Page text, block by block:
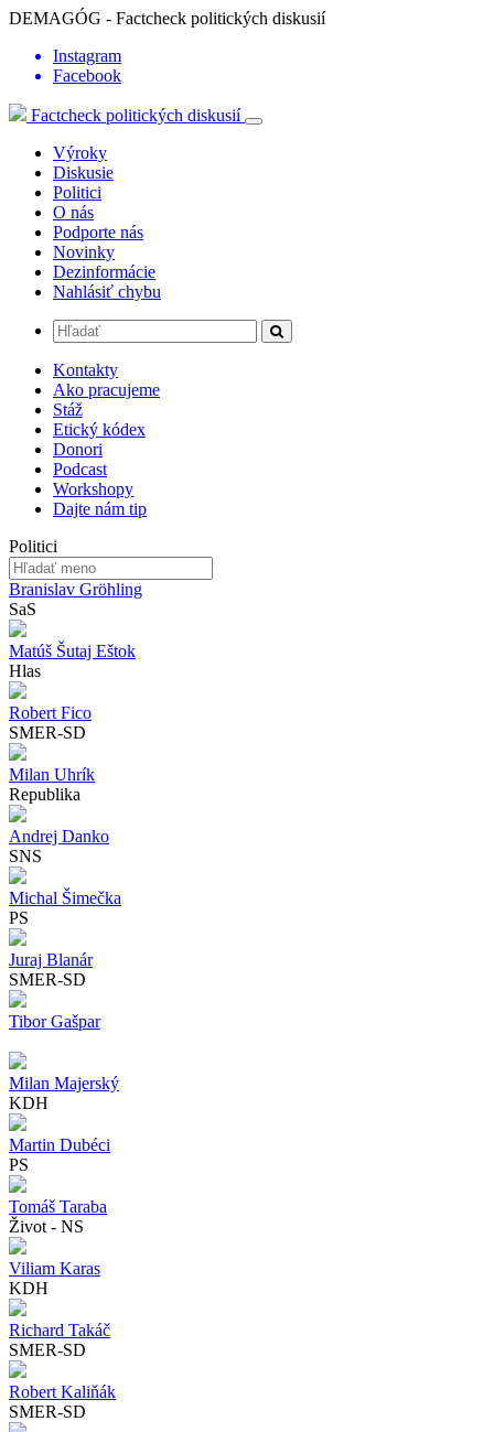
DEMAGÓG - Factcheck politických diskusií
Instagram
Facebook
Factcheck politických diskusií
Výroky
Diskusie
Politici
O nás
Podporte nás
Novinky
Dezinformácie
Nahlásiť chybu
Kontakty
Ako pracujeme
Stáž
Etický kódex
Donori
Podcast
Workshopy
Dajte nám tip
Politici
Branislav Gröhling
SaS
Matúš Šutaj Eštok
Hlas
Robert Fico
SMER-SD
Milan Uhrík
Republika
Andrej Danko
SNS
Michal Šimečka
PS
Juraj Blanár
SMER-SD
Tibor Gašpar
Milan Majerský
KDH
Martin Dubéci
PS
Tomáš Taraba
Život - NS
Viliam Karas
KDH
Richard Takáč
SMER-SD
Robert Kaliňák
SMER-SD